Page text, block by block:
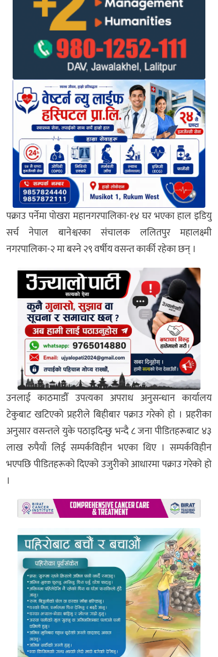
पक्राउ पर्नेमा पोखरा महानगरपालिका-१४ घर भएका हाल इडियु
सर्च नेपाल बानेश्वरका संचालक ललितपुर महालक्ष्मी
नगरपालिका-२ मा बस्ने २९ वर्षीय वसन्त कार्की रहेका छन् ।
उनलाई काठमाडौँ उपत्यका अपराध अनुसन्धान कार्यालय
टेकुबाट खटिएको प्रहरीले बिहीबार पक्राउ गरेको हो । प्रहरीका
अनुसार वसन्तले युके पठाइदिन्छु भन्दै ८ जना पीडितहरूबाट ४३
लाख रुपैयाँ लिई सम्पर्कविहीन भएका थिए । सम्पर्कविहीन
भएपछि पीडितहरूको दिएको उजुरीको आधारमा पक्राउ गरेको हो
।